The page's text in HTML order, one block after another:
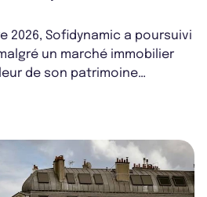
2026, Sofidynamic a poursuivi
un marché immobilier
de son patrimoine
constan...